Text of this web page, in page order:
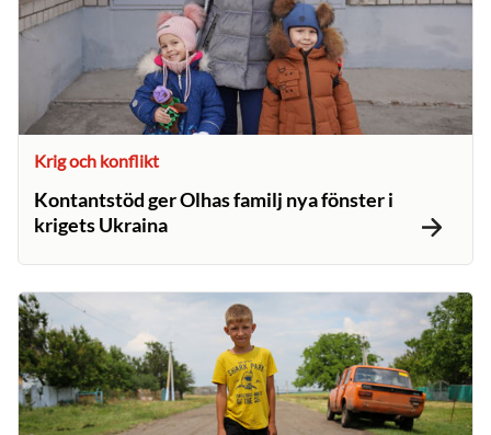
Krig och konflikt
Kontantstöd ger Olhas familj nya fönster i
krigets Ukraina